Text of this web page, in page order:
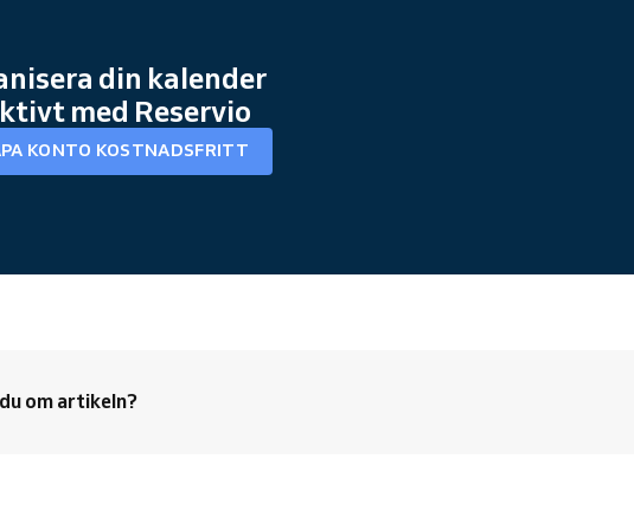
din kalender
med Reservio
KONTO KOSTNADSFRITT
om artikeln?